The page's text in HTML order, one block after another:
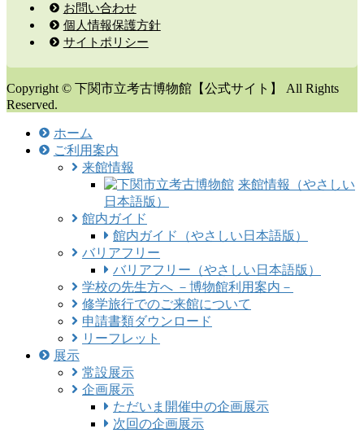
お問い合わせ
個人情報保護方針
サイトポリシー
Copyright © 下関市立考古博物館【公式サイト】 All Rights
Reserved.
ホーム
ご利用案内
来館情報
来館情報（やさしい
日本語版）
館内ガイド
館内ガイド（やさしい日本語版）
バリアフリー
バリアフリー（やさしい日本語版）
学校の先生方へ －博物館利用案内－
修学旅行でのご来館について
申請書類ダウンロード
リーフレット
展示
常設展示
企画展示
ただいま開催中の企画展示
次回の企画展示